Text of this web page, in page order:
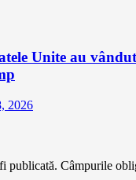
Unite au
2026
publicată. Câmpurile